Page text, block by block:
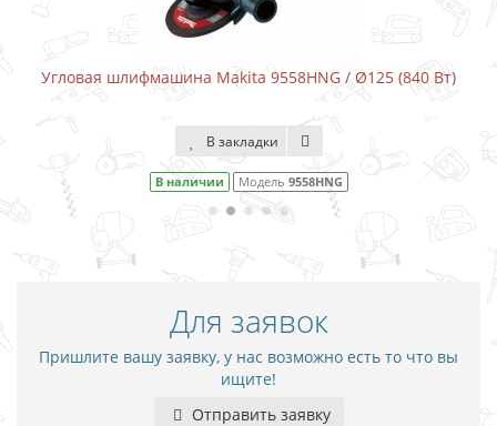
Угловая шлифмашина Makita 9558HNG / Ø125 (840 Вт)
В закладки
В наличии Модель 9558HNG
Для заявок
Пришлите вашу заявку, у нас возможно есть то что вы
ищите!
Отправить заявку